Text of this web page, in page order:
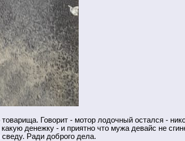
Говорит - мотор лодочный остался -
денежку - и приятно что мужа девайс не
Ради доброго дела.